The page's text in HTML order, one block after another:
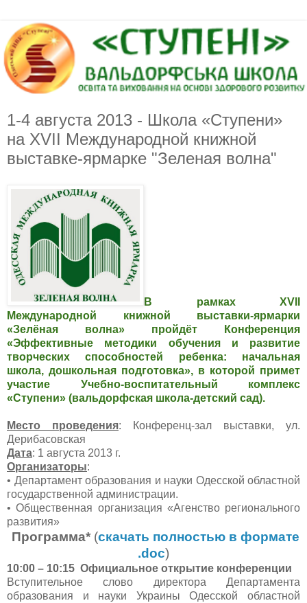
1-4 августа 2013 - Школа «Ступени»
на XVII Международной книжной
выставке-ярмарке "Зеленая волна"
В рамках XVII
Международной книжной выставки-ярмарки
«Зелёная волна» пройдёт Конференция
«Эффективные методики обучения и развитие
творческих способностей ребенка: начальная
школа, дошкольная подготовка», в которой примет
участие Учебно-воспитательный комплекс
«Ступени» (вальдорфская школа-детский сад).
Место проведения: Конференц-зал выставки, ул.
Дерибасовская
Дата: 1 августа 2013 г.
Организаторы:
• Департамент образования и науки Одесской областной
государственной администрации.
• Общественная организация «Агенство регионального
развития»
Программа* (скачать полностью в формате
.doc)
10:00 – 10:15 Официальное открытие конференции
Вступительное слово директора Департамента
образования и науки Украины Одесской областной